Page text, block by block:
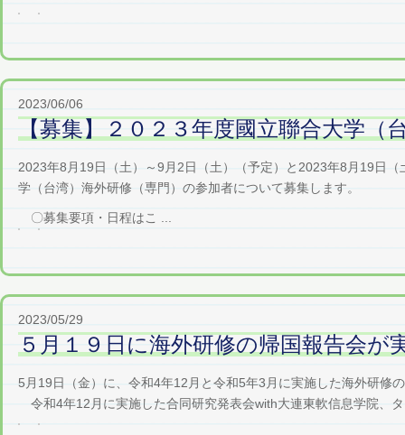
2023/06/06
【募集】２０２３年度國立聯合大学
2023年8月19日（土）～9月2日（土）（予定）と2023年8月19日
学（台湾）海外研修（専門）の参加者について募集します。
〇募集要項・日程はこ ...
2023/05/29
５月１９日に海外研修の帰国報告会が
5月19日（金）に、令和4年12月と令和5年3月に実施した海外研修
令和4年12月に実施した合同研究発表会with大連東軟信息学院、